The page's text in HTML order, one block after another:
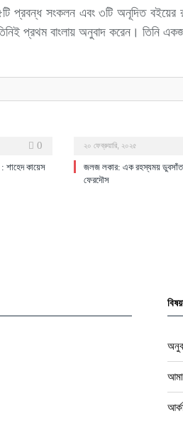
প্রবন্ধ সংকলন এবং ৩টি অনূদিত বইয়ের
প্রথম বাংলায় অনুবাদ করেন। তিনি
0
: শাহেদ কায়েস
২০ ফেব্রুয়ারি, ২০২৫
জলজ লকার: এক রহস্যময়
ফেরদৌস